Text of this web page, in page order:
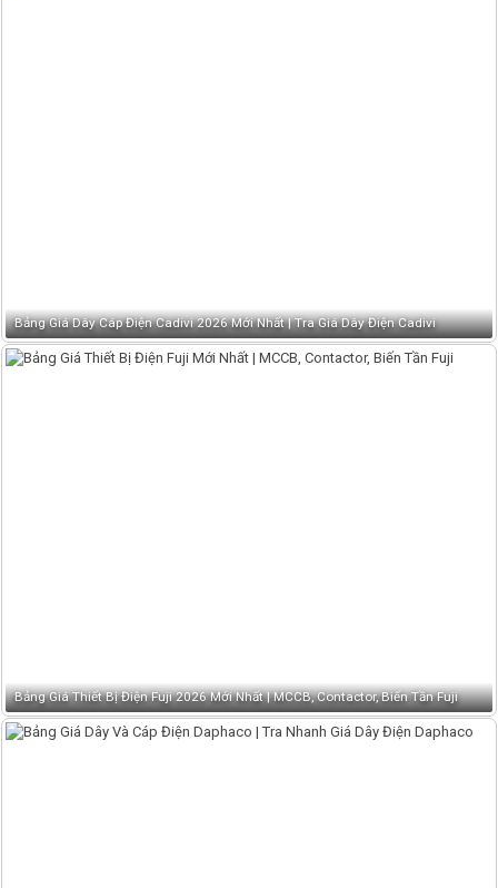
Bảng Giá Dây Cáp Điện Cadivi 2026 Mới Nhất | Tra Giá Dây Điện Cadivi
Bảng Giá Thiết Bị Điện Fuji 2026 Mới Nhất | MCCB, Contactor, Biến Tần Fuji